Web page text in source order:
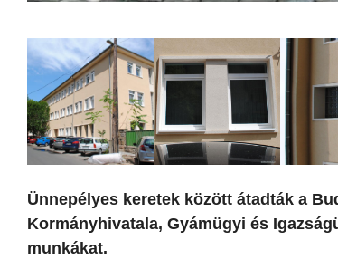
Ünnepélyes keretek között átadták a
Kormányhivatala, Gyámügyi és
munkákat.